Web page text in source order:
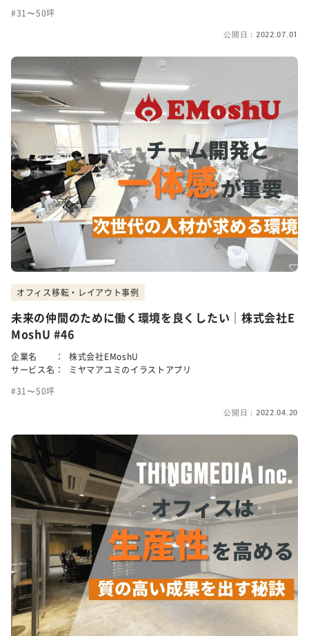
31〜50坪
公開日：2022.07.01
オフィス移転・レイアウト事例
未来の仲間のために働く環境を良くしたい｜株式会社E
MoshU #46
企業名 ：
株式会社EMoshU
サービス名：
ミヤマアユミのイラストアプリ
31〜50坪
公開日：2022.04.20